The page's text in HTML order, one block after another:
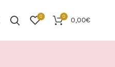
0 0 0,00€